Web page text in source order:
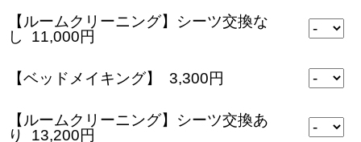
【ルームクリーニング】シーツ交換な
し 11,000円
【ベッドメイキング】 3,300円
【ルームクリーニング】シーツ交換あ
り 13,200円